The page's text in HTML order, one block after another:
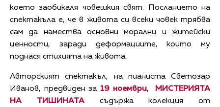
което заобикаля човешкия свят. Посланието на
спектакъла е, че в живота си всеки човек трябва
сам да намества основни морални и житейски
ценности, заради деформациите, които му
поднася стихията на живота.
Авторският спектакъл, на пианиста Светозар
Иванов, предвиден за 19 ноември,
МИСТЕРИЯТА
НА ТИШИНАТА съдържа колекция от